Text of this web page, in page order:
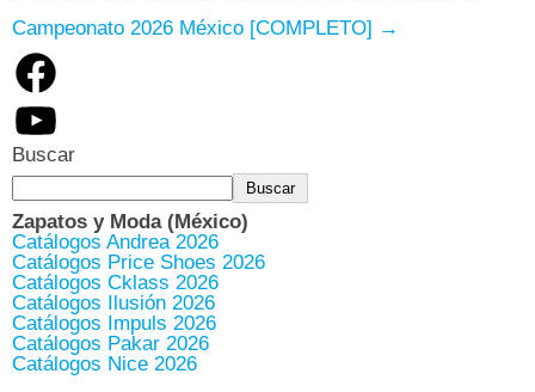
Campeonato 2026 México [COMPLETO] →
Facebook
YouTube
Buscar
Buscar
Zapatos y Moda (México)
Catálogos Andrea 2026
Catálogos Price Shoes 2026
Catálogos Cklass 2026
Catálogos Ilusión 2026
Catálogos Impuls 2026
Catálogos Pakar 2026
Catálogos Nice 2026